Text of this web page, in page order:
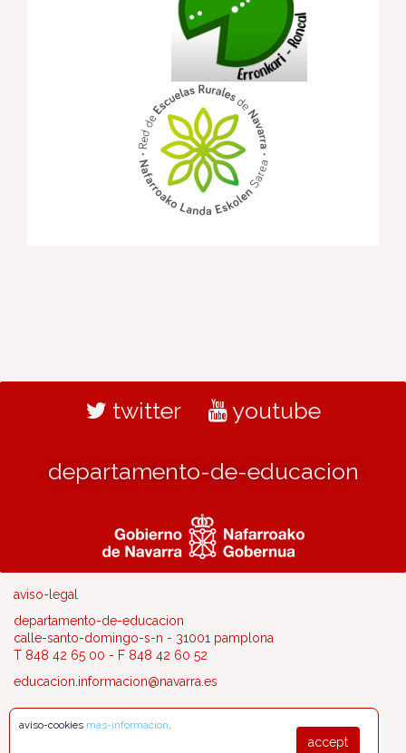
twitter youtube
departamento-de-educacion
aviso-legal
departamento-de-educacion
calle-santo-domingo-s-n - 31001 pamplona
T 848 42 65 00 - F 848 42 60 52
educacion.informacion@navarra.es
accept
aviso-cookies mas-informacion.